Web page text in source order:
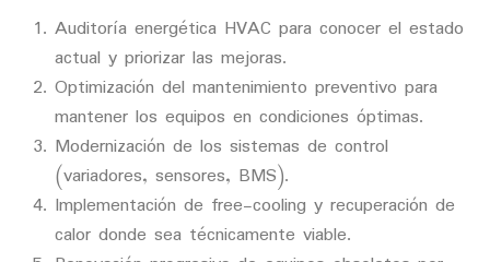
Auditoría energética HVAC para conocer el estado
actual y priorizar las mejoras.
Optimización del mantenimiento preventivo para
mantener los equipos en condiciones óptimas.
Modernización de los sistemas de control
(variadores, sensores, BMS).
Implementación de free-cooling y recuperación de
calor donde sea técnicamente viable.